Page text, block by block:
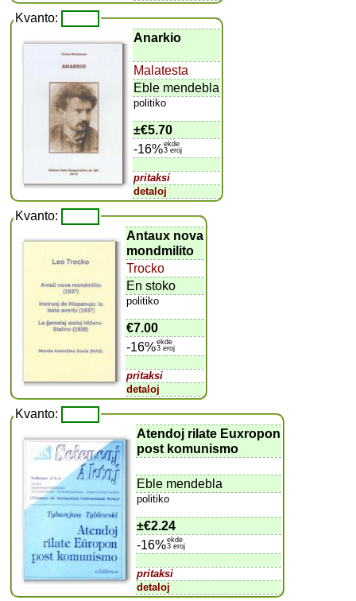
Kvanto:
Anarkio
Malatesta
Eble mendebla
politiko
±€5.70
-16%ekde
3 eroj
pritaksi
detaloj
Kvanto:
Antaux nova
mondmilito
Trocko
En stoko
politiko
€7.00
-16%ekde
3 eroj
pritaksi
detaloj
Kvanto:
Atendoj rilate Euxropon
post komunismo
Eble mendebla
politiko
±€2.24
-16%ekde
3 eroj
pritaksi
detaloj